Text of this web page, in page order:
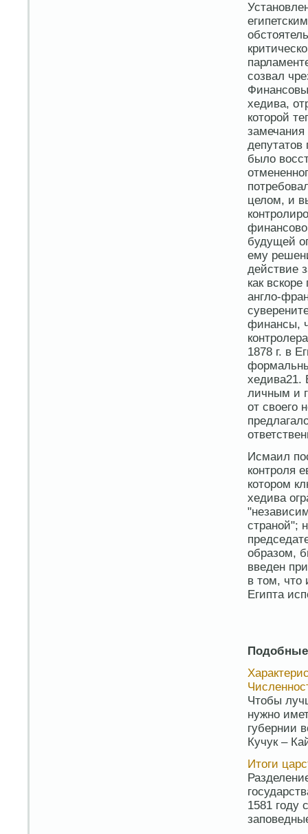
созвал
хедива,
которой
депутатов
было
целом, и
будущей
ему
действие
как
англо-
финансы,
1878 г. в
хедива21.
личным и
от своего
Исмаил
контроля
котором
хедива
страной";
образом,
введен
в том, что
Египта
Чтобы
нужно
губернии
Кучук –
Итоги
1581 году